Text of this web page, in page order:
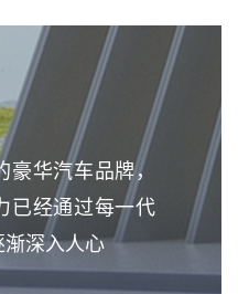
华汽车品牌，
已经通过每一代
渐深入人心